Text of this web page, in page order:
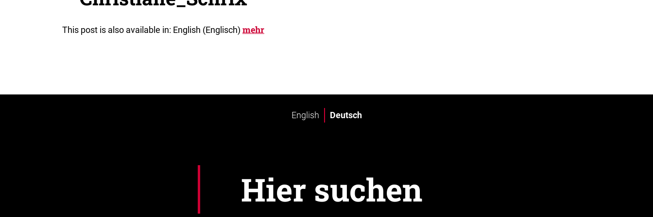
This post is also available in: English (Englisch) mehr
English Deutsch